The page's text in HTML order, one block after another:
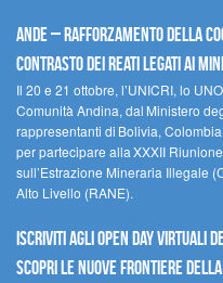
Ande – Rafforzamento della
contrasto dei reati legati ai
Il 20 e 21 ottobre, l’UNICRI, lo
Comunità Andina, dal Ministero
rappresentanti di Bolivia,
per partecipare alla XXXII
sull’Estrazione Mineraria Illegale
Alto Livello (RANE).
Iscriviti agli Open Day Virtuali
scopri le nuove frontiere